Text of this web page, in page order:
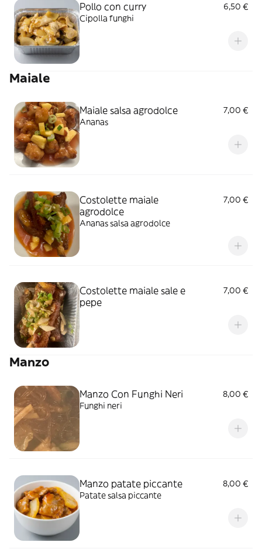
Pollo con curry
6,50 €
Cipolla funghi
Maiale
Maiale salsa agrodolce
7,00 €
Ananas
Costolette maiale
agrodolce
7,00 €
Ananas salsa agrodolce
Costolette maiale sale e
pepe
7,00 €
Manzo
Manzo Con Funghi Neri
8,00 €
Funghi neri
Manzo patate piccante
8,00 €
Patate salsa piccante